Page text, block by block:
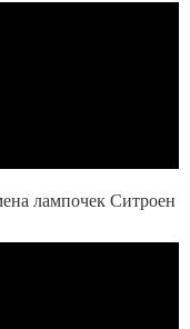
лампочек Ситроен